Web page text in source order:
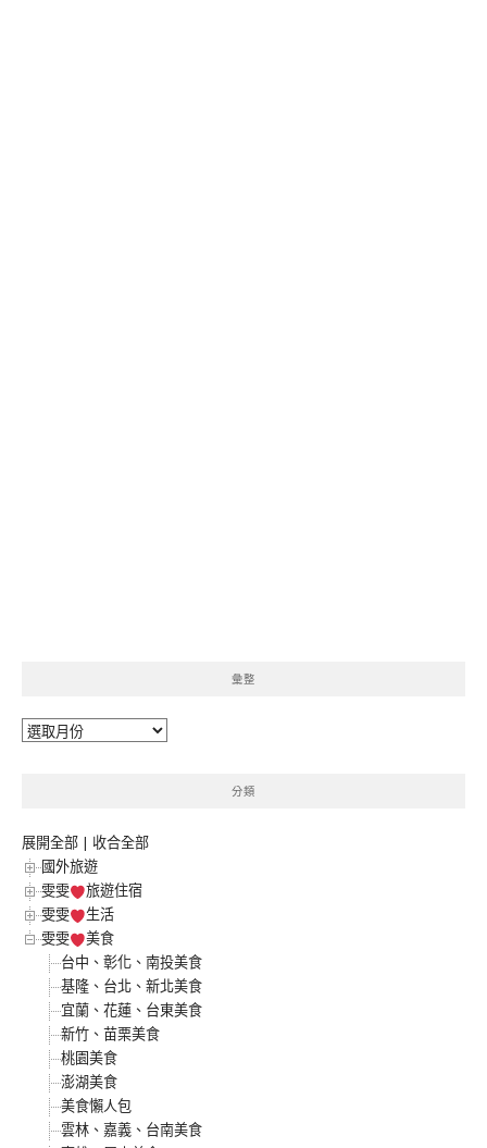
彙整
彙
分類
展開全部 | 收合全部
國外旅遊
雯雯
旅遊住宿
雯雯
生活
雯雯
美食
台中、彰化、南投美食
基隆、台北、新北美食
宜蘭、花蓮、台東美食
新竹、苗栗美食
桃園美食
澎湖美食
美食懶人包
雲林、嘉義、台南美食